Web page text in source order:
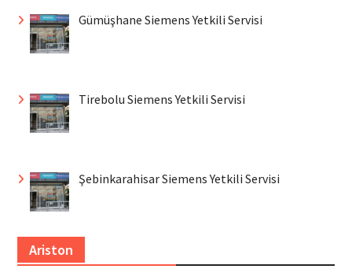
Gümüşhane Siemens Yetkili Servisi
Tirebolu Siemens Yetkili Servisi
Şebinkarahisar Siemens Yetkili Servisi
Ariston